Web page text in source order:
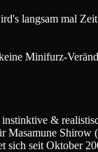
langsam mal
Minifurz-
&
Masamune
seit Oktober